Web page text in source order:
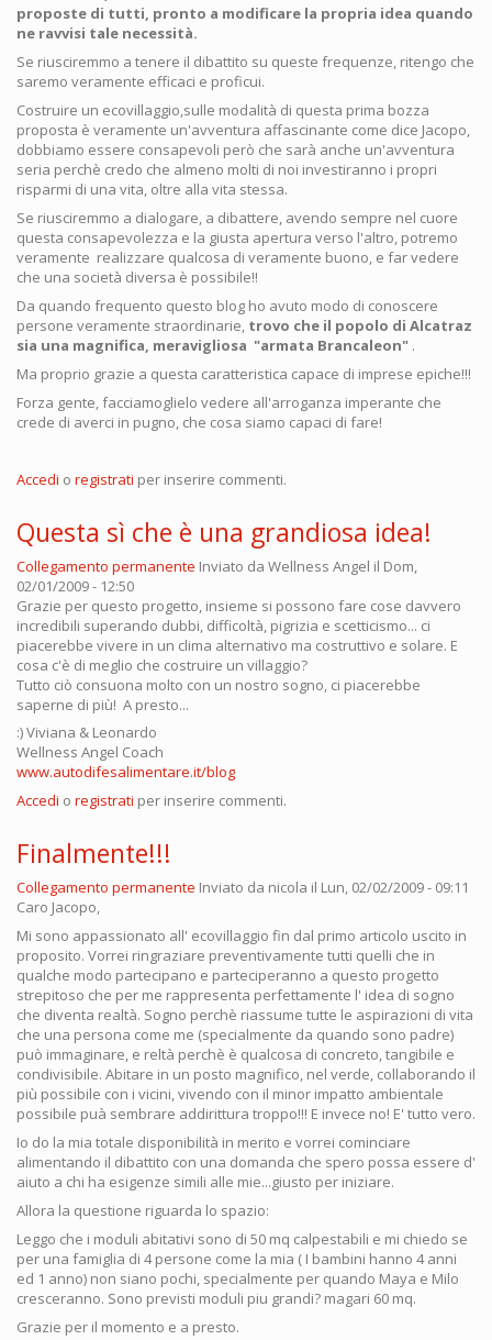
proposte di tutti, pronto a modificare la propria idea quando
ne ravvisi tale necessità.
Se riusciremmo a tenere il dibattito su queste frequenze, ritengo che
saremo veramente efficaci e proficui.
Costruire un ecovillaggio,sulle modalità di questa prima bozza
proposta è veramente un'avventura affascinante come dice Jacopo,
dobbiamo essere consapevoli però che sarà anche un'avventura
seria perchè credo che almeno molti di noi investiranno i propri
risparmi di una vita, oltre alla vita stessa.
Se riusciremmo a dialogare, a dibattere, avendo sempre nel cuore
questa consapevolezza e la giusta apertura verso l'altro, potremo
veramente realizzare qualcosa di veramente buono, e far vedere
che una società diversa è possibile!!
Da quando frequento questo blog ho avuto modo di conoscere
persone veramente straordinarie, trovo che il popolo di Alcatraz
sia una magnifica, meravigliosa "armata Brancaleon" .
Ma proprio grazie a questa caratteristica capace di imprese epiche!!!
Forza gente, facciamoglielo vedere all'arroganza imperante che
crede di averci in pugno, che cosa siamo capaci di fare!
Accedi o registrati per inserire commenti.
Questa sì che è una grandiosa idea!
Collegamento permanente Inviato da Wellness Angel il Dom,
02/01/2009 - 12:50
Grazie per questo progetto, insieme si possono fare cose davvero
incredibili superando dubbi, difficoltà, pigrizia e scetticismo... ci
piacerebbe vivere in un clima alternativo ma costruttivo e solare. E
cosa c'è di meglio che costruire un villaggio?
Tutto ciò consuona molto con un nostro sogno, ci piacerebbe
saperne di più! A presto...
:) Viviana & Leonardo
Wellness Angel Coach
www.autodifesalimentare.it/blog
Accedi o registrati per inserire commenti.
Finalmente!!!
Collegamento permanente Inviato da nicola il Lun, 02/02/2009 - 09:11
Caro Jacopo,
Mi sono appassionato all' ecovillaggio fin dal primo articolo uscito in
proposito. Vorrei ringraziare preventivamente tutti quelli che in
qualche modo partecipano e parteciperanno a questo progetto
strepitoso che per me rappresenta perfettamente l' idea di sogno
che diventa realtà. Sogno perchè riassume tutte le aspirazioni di vita
che una persona come me (specialmente da quando sono padre)
può immaginare, e reltà perchè è qualcosa di concreto, tangibile e
condivisibile. Abitare in un posto magnifico, nel verde, collaborando il
più possibile con i vicini, vivendo con il minor impatto ambientale
possibile puà sembrare addirittura troppo!!! E invece no! E' tutto vero.
Io do la mia totale disponibilità in merito e vorrei cominciare
alimentando il dibattito con una domanda che spero possa essere d'
aiuto a chi ha esigenze simili alle mie...giusto per iniziare.
Allora la questione riguarda lo spazio:
Leggo che i moduli abitativi sono di 50 mq calpestabili e mi chiedo se
per una famiglia di 4 persone come la mia ( I bambini hanno 4 anni
ed 1 anno) non siano pochi, specialmente per quando Maya e Milo
cresceranno. Sono previsti moduli piu grandi? magari 60 mq.
Grazie per il momento e a presto.